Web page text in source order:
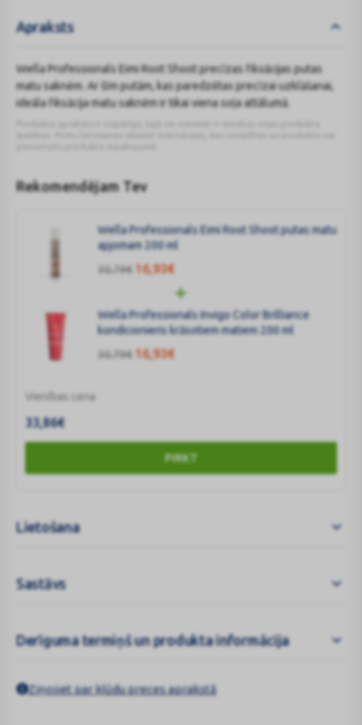
Apraksts
Wella Professionals Eimi Root Shoot precīzas fiksācijas putas
matu saknēm. Ar šīm putām, kas paredzētas precīzai uzklāšanai,
ideāla fiksācija matu saknēm ir tikai viena soļa attālumā.
Rekomendējam Tev
Wella Professionals Eimi Root Shoot putas matu
apjomam 200 ml
30,79€ 16,93€
Wella Professionals Invigo Color Brilliance
kondicionieris krāsotiem matiem 200 ml
30,79€ 16,93€
Vienības cena
33,86€
PIRKT
Lietošana
Sastāvs
Derīguma termiņš un produkta informācija
Ziņojiet par kļūdu preces aprakstā